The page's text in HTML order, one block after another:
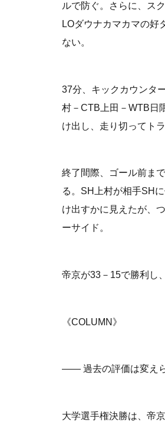
ルで防ぐ。さらに、ス
LOダウナカマカマの好
ない。
37分、キックカウンタ
村－CTB上田－WTB日
け出し、走り切ってト
終了間際、ゴール前ま
る。SH上村が相手SH
け出すかに見えたが、
ーサイド。
帝京が33－15で勝利し
《COLUMN》
―― 過去の評価は変え
大学選手権決勝は、帝